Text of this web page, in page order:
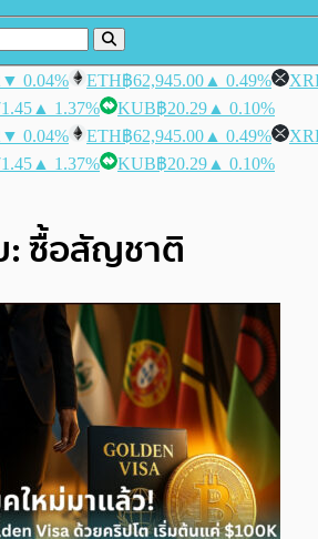
▼ 0.04% ETH฿62,945.00 ▲ 0.49%
▲ 1.37% KUB฿20.29 ▲ 0.10%
▼ 0.04% ETH฿62,945.00 ▲ 0.49%
▲ 1.37% KUB฿20.29 ▲ 0.10%
ซื้อสัญชาติ